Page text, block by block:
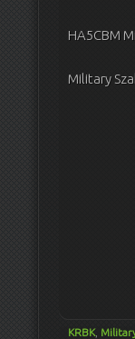
HA5CBM
Military
KRBK,